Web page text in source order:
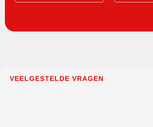
VEELGESTELDE VRAGEN